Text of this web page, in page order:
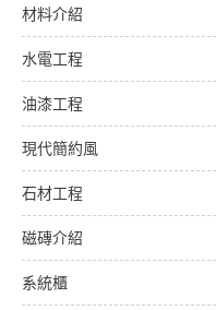
材料介紹
水電工程
油漆工程
現代簡約風
石材工程
磁磚介紹
系統櫃